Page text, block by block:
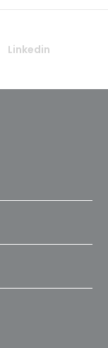
Linkedin